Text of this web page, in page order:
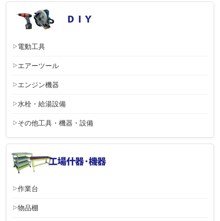
電動工具
エアーツール
エンジン機器
水栓・給湯設備
その他工具・機器・設備
作業台
物品棚